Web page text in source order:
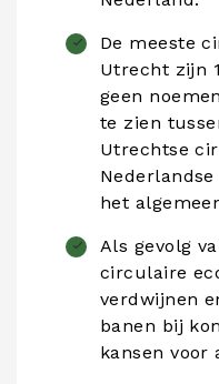
De meeste
Utrecht zijn
geen
te zien
Utrechtse
het
Als gevolg
circulaire
verdwijnen
banen bij
kansen voor